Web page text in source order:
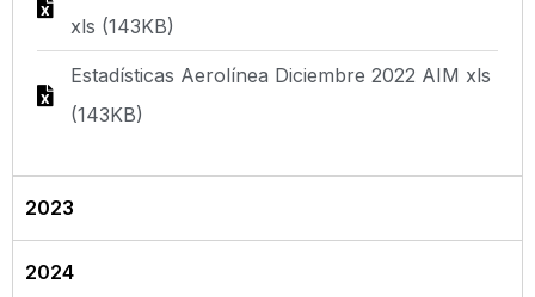
xls (143KB)
Estadísticas Aerolínea Diciembre 2022 AIM xls
(143KB)
2023
2024